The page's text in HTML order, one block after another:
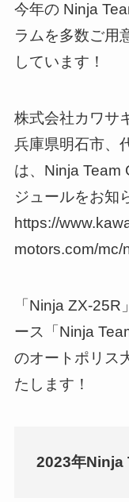
今年の Ninja
ラムを多数ご用
しています！
株式会社カワサ
兵庫県明石市、
は、Ninja Team
ジュールをお知
https://
motors.com/mc/
「Ninja ZX-
ース「Ninja
のオートポリス
たします！
2023年Ninja